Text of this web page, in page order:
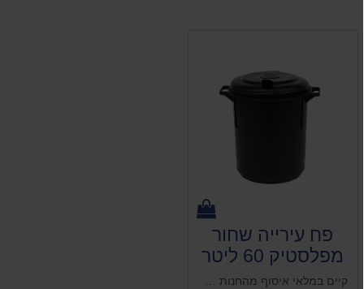
פח עירייה שחור
מפלסטיק 60 ליטר
עם מכסה קיים קיים במלאי איסוף מהחנות פח אשפה עגול עם מכסה וידיות בצבע שחור. משמש בעיקר עיריות, בתי ספר וכדומה.